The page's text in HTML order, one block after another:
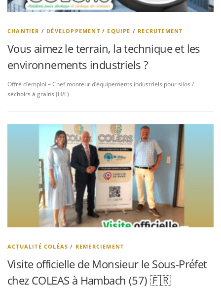
CHANTIER / DÉVELOPPEMENT/ EQUIPE / RECRUTEMENT
Vous aimez le terrain, la technique et les
environnements industriels ?
Offre d’emploi – Chef monteur d’équipements industriels pour silos /
séchoirs à grains (H/F)
ACTUALITÉ COLÉAS / REMERCIEMENT
Visite officielle de Monsieur le Sous‑Préfet
chez COLEAS à Hambach (57) 🇫🇷